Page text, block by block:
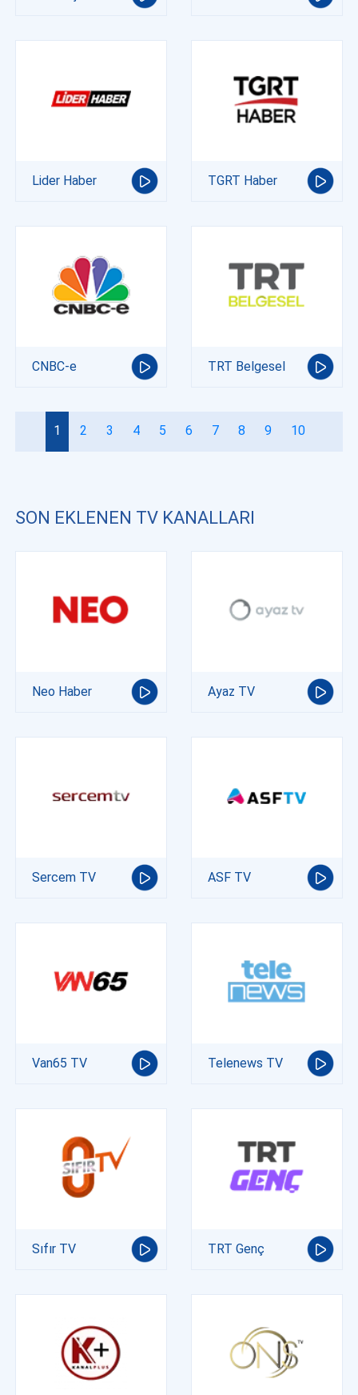
Lider Haber TGRT Haber
CNBC-e TRT Belgesel
1 2 3 4 5 6 7 8 9 10
SON EKLENEN TV KANALLARI
Neo Haber Ayaz TV
Sercem TV ASF TV
Van65 TV Telenews TV
Sıfır TV TRT Genç